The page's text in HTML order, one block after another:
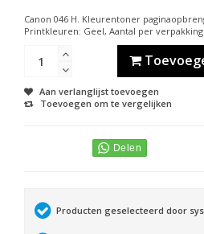
Canon 046 H. Kleurentoner
Printkleuren: Geel, Aantal per verpakking:
Aan verlanglijst toevoegen
Toevoegen om te vergelijken
Producten geselecteerd door